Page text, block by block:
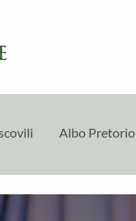
Albo Pretorio